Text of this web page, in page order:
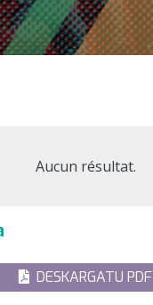
Aucun résultat.
DESKARGATU PDF